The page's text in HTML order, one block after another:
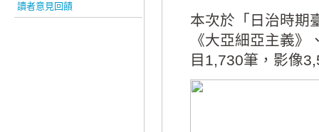
讀者意見回饋
本次於「日治時期
《大亞細亞主義
目1,730筆，影像